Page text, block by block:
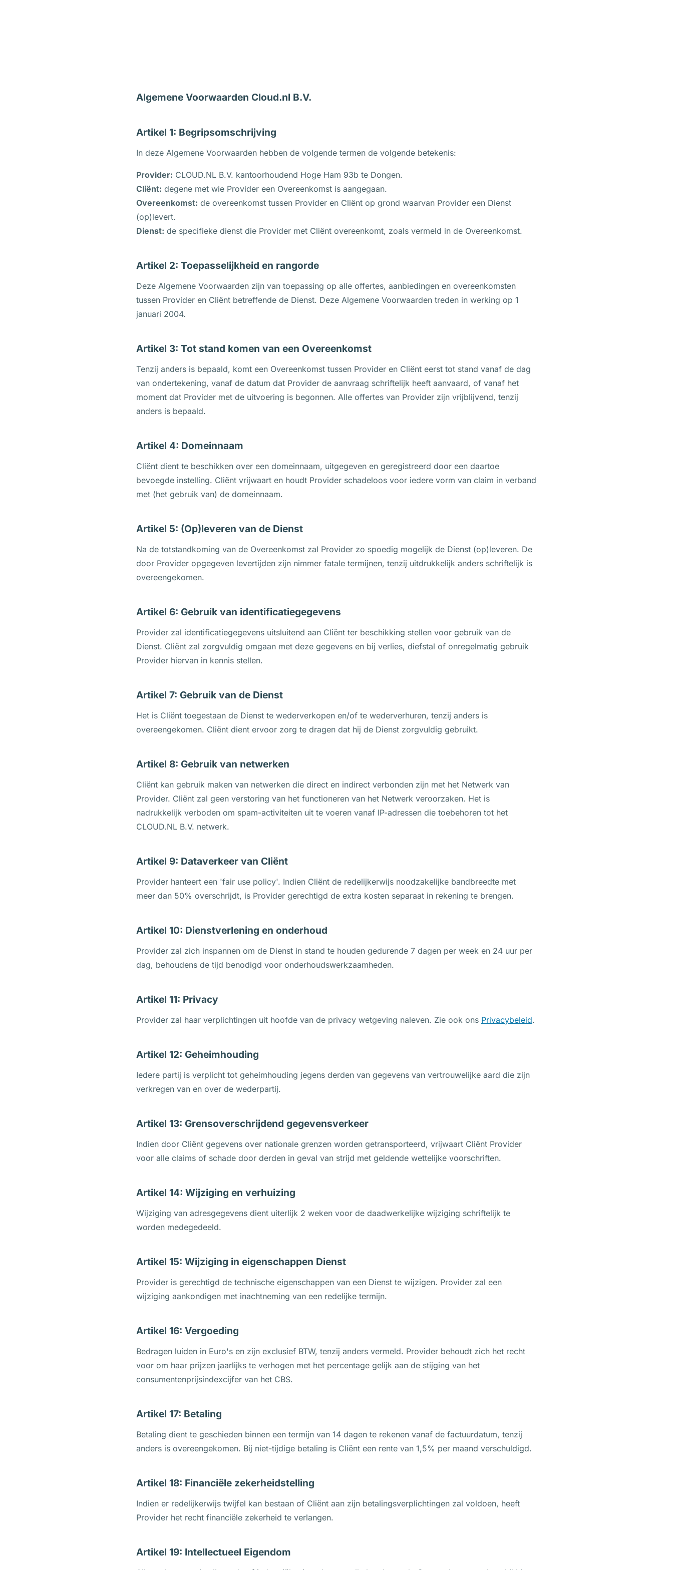
Algemene Voorwaarden Cloud.nl B.V.
Artikel 1: Begripsomschrijving
In deze Algemene Voorwaarden hebben de volgende termen de volgende betekenis:
Provider: CLOUD.NL B.V. kantoorhoudend Hoge Ham 93b te Dongen.
Cliënt: degene met wie Provider een Overeenkomst is aangegaan.
Overeenkomst: de overeenkomst tussen Provider en Cliënt op grond waarvan Provider een Dienst
(op)levert.
Dienst: de specifieke dienst die Provider met Cliënt overeenkomt, zoals vermeld in de Overeenkomst.
Artikel 2: Toepasselijkheid en rangorde
Deze Algemene Voorwaarden zijn van toepassing op alle offertes, aanbiedingen en overeenkomsten
tussen Provider en Cliënt betreffende de Dienst. Deze Algemene Voorwaarden treden in werking op 1
januari 2004.
Artikel 3: Tot stand komen van een Overeenkomst
Tenzij anders is bepaald, komt een Overeenkomst tussen Provider en Cliënt eerst tot stand vanaf de dag
van ondertekening, vanaf de datum dat Provider de aanvraag schriftelijk heeft aanvaard, of vanaf het
moment dat Provider met de uitvoering is begonnen. Alle offertes van Provider zijn vrijblijvend, tenzij
anders is bepaald.
Artikel 4: Domeinnaam
Cliënt dient te beschikken over een domeinnaam, uitgegeven en geregistreerd door een daartoe
bevoegde instelling. Cliënt vrijwaart en houdt Provider schadeloos voor iedere vorm van claim in verband
met (het gebruik van) de domeinnaam.
Artikel 5: (Op)leveren van de Dienst
Na de totstandkoming van de Overeenkomst zal Provider zo spoedig mogelijk de Dienst (op)leveren. De
door Provider opgegeven levertijden zijn nimmer fatale termijnen, tenzij uitdrukkelijk anders schriftelijk is
overeengekomen.
Artikel 6: Gebruik van identificatiegegevens
Provider zal identificatiegegevens uitsluitend aan Cliënt ter beschikking stellen voor gebruik van de
Dienst. Cliënt zal zorgvuldig omgaan met deze gegevens en bij verlies, diefstal of onregelmatig gebruik
Provider hiervan in kennis stellen.
Artikel 7: Gebruik van de Dienst
Het is Cliënt toegestaan de Dienst te wederverkopen en/of te wederverhuren, tenzij anders is
overeengekomen. Cliënt dient ervoor zorg te dragen dat hij de Dienst zorgvuldig gebruikt.
Artikel 8: Gebruik van netwerken
Cliënt kan gebruik maken van netwerken die direct en indirect verbonden zijn met het Netwerk van
Provider. Cliënt zal geen verstoring van het functioneren van het Netwerk veroorzaken. Het is
nadrukkelijk verboden om spam-activiteiten uit te voeren vanaf IP-adressen die toebehoren tot het
CLOUD.NL B.V. netwerk.
Artikel 9: Dataverkeer van Cliënt
Provider hanteert een 'fair use policy'. Indien Cliënt de redelijkerwijs noodzakelijke bandbreedte met
meer dan 50% overschrijdt, is Provider gerechtigd de extra kosten separaat in rekening te brengen.
Artikel 10: Dienstverlening en onderhoud
Provider zal zich inspannen om de Dienst in stand te houden gedurende 7 dagen per week en 24 uur per
dag, behoudens de tijd benodigd voor onderhoudswerkzaamheden.
Artikel 11: Privacy
Provider zal haar verplichtingen uit hoofde van de privacy wetgeving naleven. Zie ook ons Privacybeleid.
Artikel 12: Geheimhouding
Iedere partij is verplicht tot geheimhouding jegens derden van gegevens van vertrouwelijke aard die zijn
verkregen van en over de wederpartij.
Artikel 13: Grensoverschrijdend gegevensverkeer
Indien door Cliënt gegevens over nationale grenzen worden getransporteerd, vrijwaart Cliënt Provider
voor alle claims of schade door derden in geval van strijd met geldende wettelijke voorschriften.
Artikel 14: Wijziging en verhuizing
Wijziging van adresgegevens dient uiterlijk 2 weken voor de daadwerkelijke wijziging schriftelijk te
worden medegedeeld.
Artikel 15: Wijziging in eigenschappen Dienst
Provider is gerechtigd de technische eigenschappen van een Dienst te wijzigen. Provider zal een
wijziging aankondigen met inachtneming van een redelijke termijn.
Artikel 16: Vergoeding
Bedragen luiden in Euro's en zijn exclusief BTW, tenzij anders vermeld. Provider behoudt zich het recht
voor om haar prijzen jaarlijks te verhogen met het percentage gelijk aan de stijging van het
consumentenprijsindexcijfer van het CBS.
Artikel 17: Betaling
Betaling dient te geschieden binnen een termijn van 14 dagen te rekenen vanaf de factuurdatum, tenzij
anders is overeengekomen. Bij niet-tijdige betaling is Cliënt een rente van 1,5% per maand verschuldigd.
Artikel 18: Financiële zekerheidstelling
Indien er redelijkerwijs twijfel kan bestaan of Cliënt aan zijn betalingsverplichtingen zal voldoen, heeft
Provider het recht financiële zekerheid te verlangen.
Artikel 19: Intellectueel Eigendom